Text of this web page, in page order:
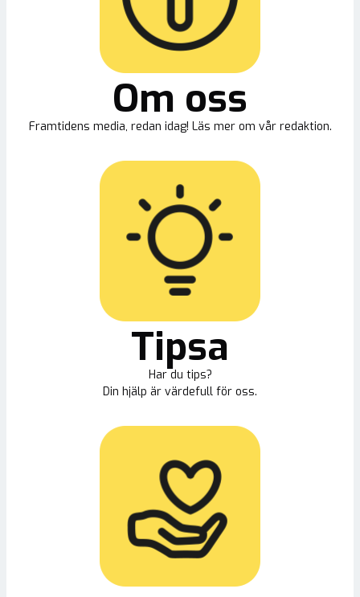
Om oss
Framtidens media, redan idag! Läs mer om vår redaktion.
Tipsa
Har du tips?
Din hjälp är värdefull för oss.